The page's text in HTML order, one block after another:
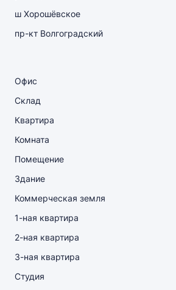
ш Хорошёвское
пр-кт Волгоградский
Офис
Склад
Квартира
Комната
Помещение
Здание
Коммерческая земля
1-ная квартира
2-ная квартира
3-ная квартира
Студия